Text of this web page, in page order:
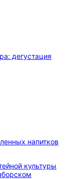
напитков
культуры